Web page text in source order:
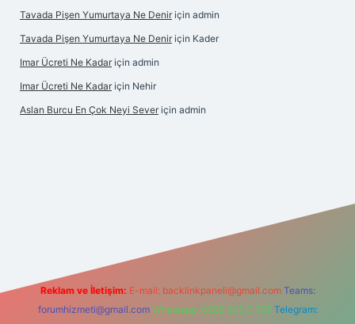
Tavada Pişen Yumurtaya Ne Denir için admin
Tavada Pişen Yumurtaya Ne Denir için Kader
Imar Ücreti Ne Kadar için admin
Imar Ücreti Ne Kadar için Nehir
Aslan Burcu En Çok Neyi Sever için admin
Reklam ve İletişim: E-mail: backlinkpaneli@gmail.com Teams:
forumhizmeti@gmail.com Whatsapp: 0262 606 0 726 Telegram: